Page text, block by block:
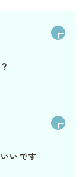
いです